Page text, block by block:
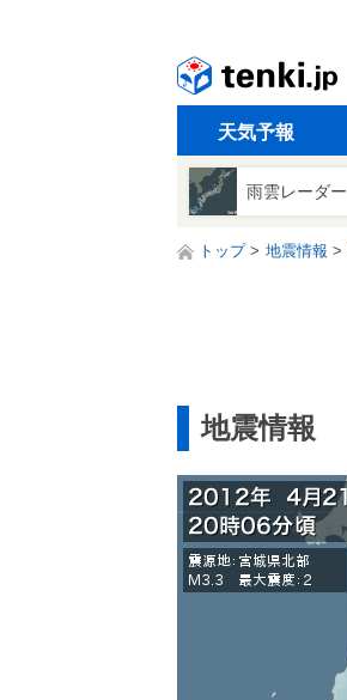
天気予報
雨雲レーダー
トップ 地震情報
地震情報